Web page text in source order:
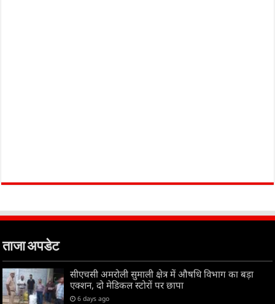
ताजा अपडेट
सीएचसी अमरोली सुमाली क्षेत्र में औषधि विभाग का बड़ा
एक्शन, दो मेडिकल स्टोरों पर छापा
6 days ago